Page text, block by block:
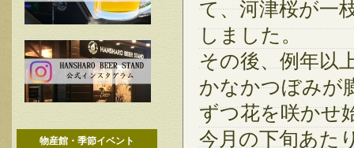
物産館・季節イベント
て、河津桜が一
しました。
その後、例年以
かなかつぼみが
ずつ花を咲かせ
今月の下旬あた